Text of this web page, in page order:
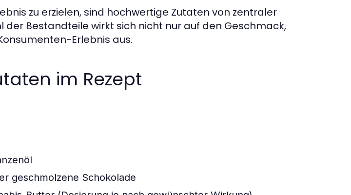
zu erzielen, sind hochwertige Zutaten von zentraler
der Bestandteile wirkt sich nicht nur auf den Geschmack,
Erlebnis aus.
im Rezept
geschmolzene Schokolade